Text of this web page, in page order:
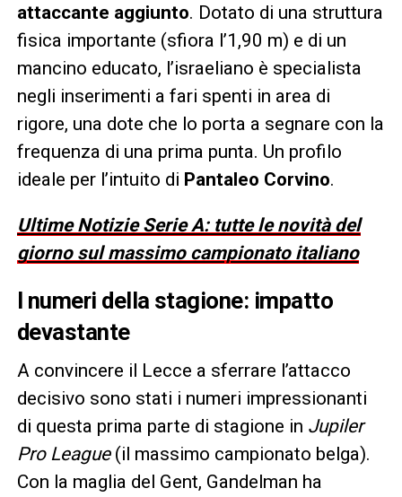
attaccante aggiunto. Dotato di una struttura
fisica importante (sfiora l’1,90 m) e di un
mancino educato, l’israeliano è specialista
negli inserimenti a fari spenti in area di
rigore, una dote che lo porta a segnare con la
frequenza di una prima punta. Un profilo
ideale per l’intuito di Pantaleo Corvino.
Ultime Notizie Serie A: tutte le novità del
giorno sul massimo campionato italiano
I numeri della stagione: impatto
devastante
A convincere il Lecce a sferrare l’attacco
decisivo sono stati i numeri impressionanti
di questa prima parte di stagione in Jupiler
Pro League(il massimo campionato belga).
Con la maglia del Gent, Gandelman ha